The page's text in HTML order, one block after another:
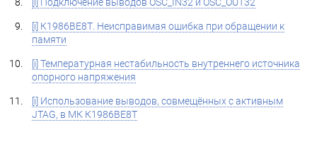
[i] К1986ВЕ8Т. Неисправимая ошибка при обращении к
памяти
[i] Температурная нестабильность внутреннего источника
опорного напряжения
[i] Использование выводов, совмещённых с активным
JTAG, в МК К1986ВЕ8Т